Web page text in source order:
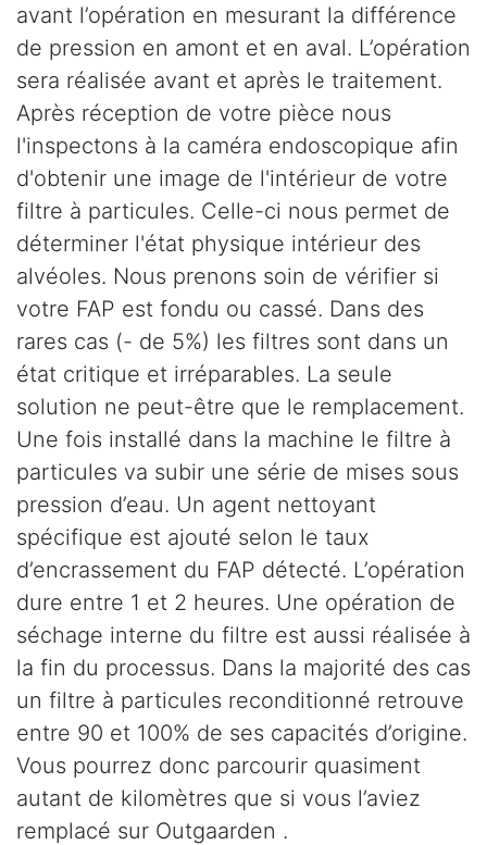
avant l’opération en mesurant la différence
de pression en amont et en aval. L’opération
sera réalisée avant et après le traitement.
Après réception de votre pièce nous
l'inspectons à la caméra endoscopique afin
d'obtenir une image de l'intérieur de votre
filtre à particules. Celle-ci nous permet de
déterminer l'état physique intérieur des
alvéoles. Nous prenons soin de vérifier si
votre FAP est fondu ou cassé. Dans des
rares cas (- de 5%) les filtres sont dans un
état critique et irréparables. La seule
solution ne peut-être que le remplacement.
Une fois installé dans la machine le filtre à
particules va subir une série de mises sous
pression d’eau. Un agent nettoyant
spécifique est ajouté selon le taux
d’encrassement du FAP détecté. L’opération
dure entre 1 et 2 heures. Une opération de
séchage interne du filtre est aussi réalisée à
la fin du processus. Dans la majorité des cas
un filtre à particules reconditionné retrouve
entre 90 et 100% de ses capacités d’origine.
Vous pourrez donc parcourir quasiment
autant de kilomètres que si vous l’aviez
remplacé sur Outgaarden .